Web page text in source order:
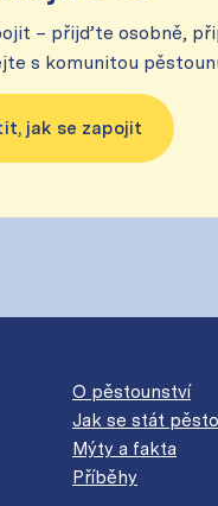
– přijďte osobně,
s komunitou
jak se zapojit
O pěstounství
Jak se stát
Mýty a fakta
Příběhy